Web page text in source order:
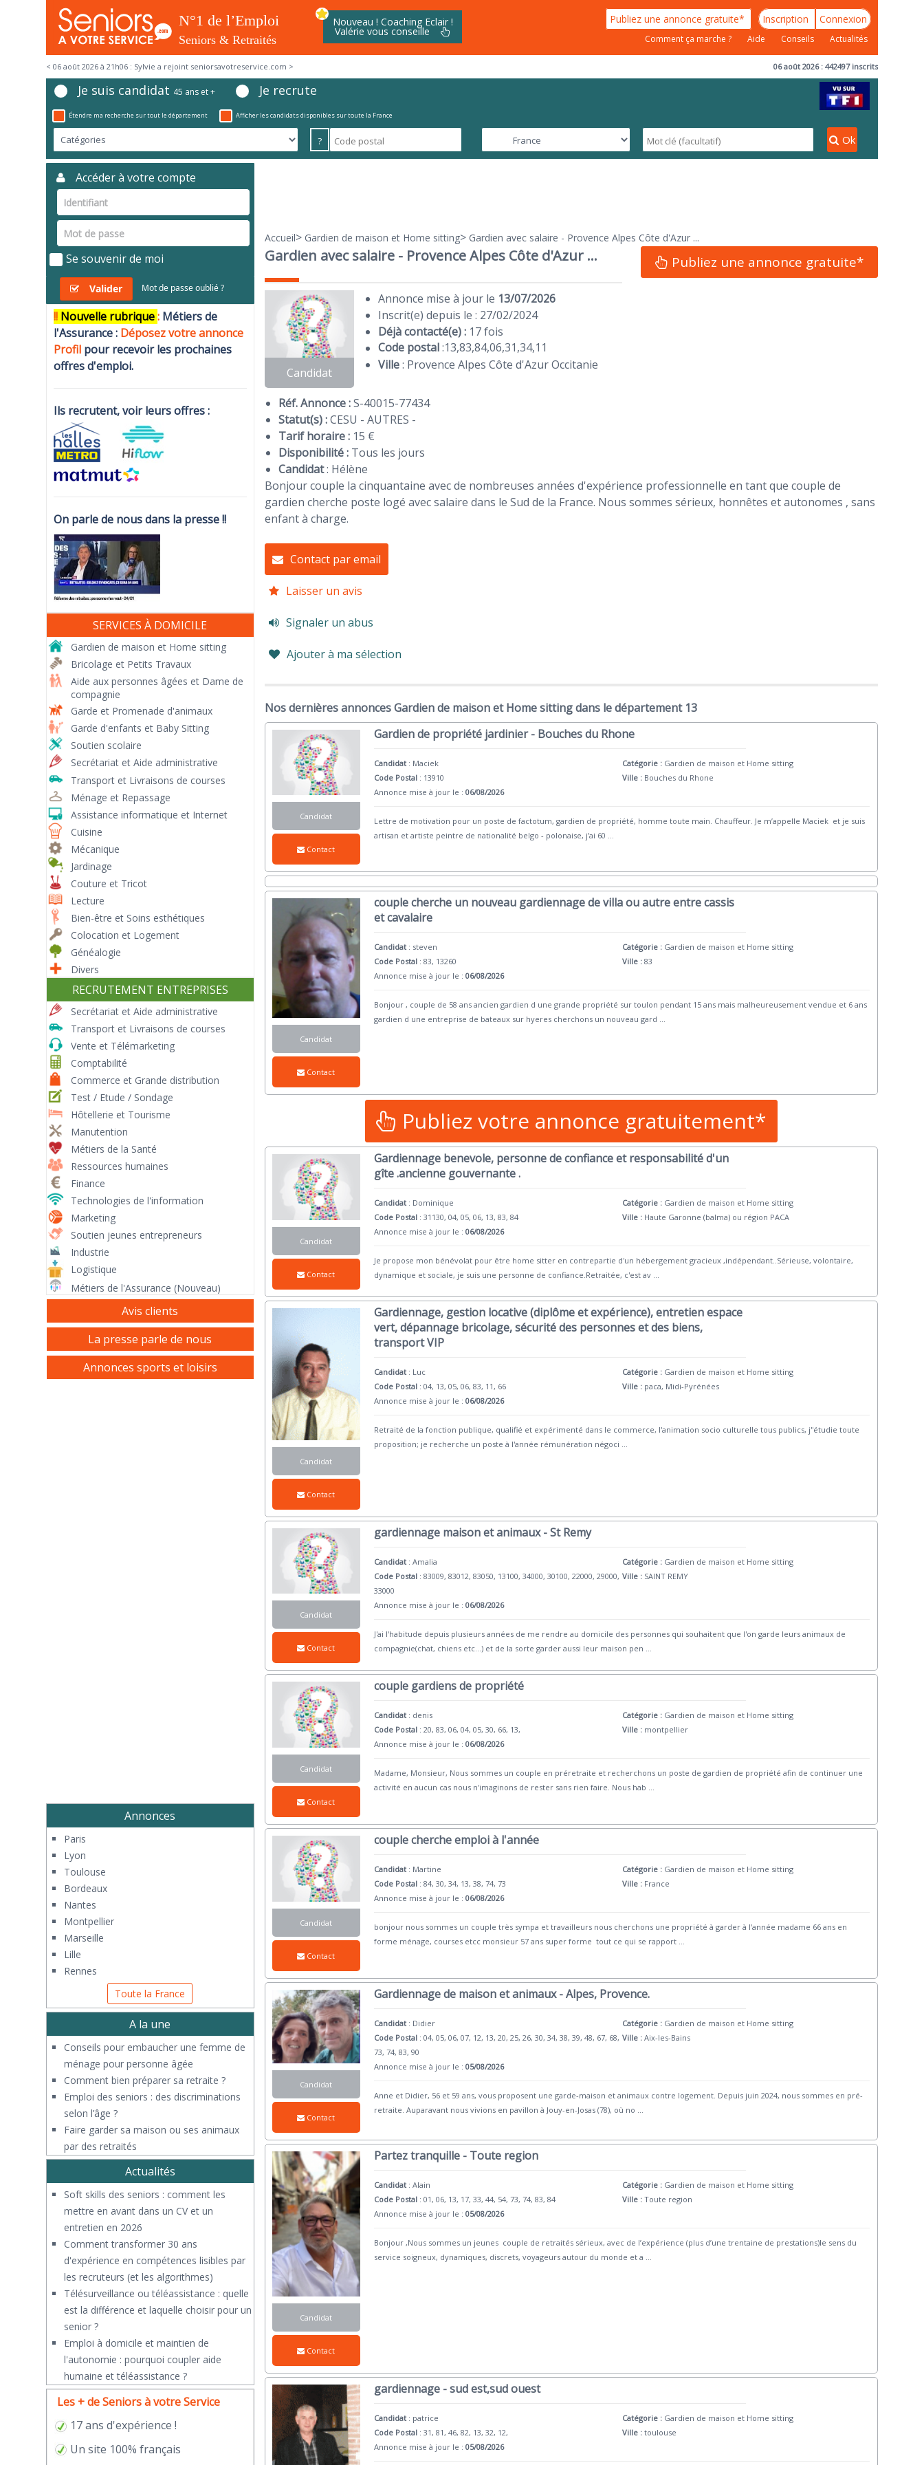
Nouveau ! Coaching Eclair !
Valérie vous conseille
Publiez une annonce gratuite* Inscription Connexion
Comment ça marche ? Aide Conseils Actualités
< 06 août 2026 à 21h06 : Sylvie a rejoint seniorsavotreservice.com > 06 août 2026 : 442497 inscrits
Je suis candidat 45 ans et + Je recrute
Étendre ma recherche sur tout le département Afficher les candidats disponibles sur toute la France
? Ok
Accueil> Gardien de maison et Home sitting> Gardien avec salaire - Provence Alpes Côte d'Azur ...
Gardien avec salaire - Provence Alpes Côte d'Azur ... Publiez une annonce gratuite*
Candidat
Annonce mise à jour le 13/07/2026
Inscrit(e) depuis le : 27/02/2024
Déjà contacté(e) : 17 fois
Code postal:13,83,84,06,31,34,11
Ville: Provence Alpes Côte d'Azur Occitanie
Réf. Annonce :S-40015-77434
Statut(s) :CESU - AUTRES -
Tarif horaire :15 €
Disponibilité :Tous les jours
Candidat: Hélène
Bonjour couple la cinquantaine avec de nombreuses années d'expérience professionnelle en tant que couple de
gardien cherche poste logé avec salaire dans le Sud de la France. Nous sommes sérieux, honnêtes et autonomes , sans
enfant à charge.
Contact par email
Laisser un avis
Signaler un abus
Ajouter à ma sélection
Nos dernières annonces Gardien de maison et Home sitting dans le département 13
Candidat
Contact
Gardien de propriété jardinier - Bouches du Rhone
Candidat : Maciek
Code Postal : 13910
Annonce mise à jour le :06/08/2026
Catégorie : Gardien de maison et Home sitting
Ville : Bouches du Rhone
Lettre de motivation pour un poste de factotum, gardien de propriété, homme toute main. Chauffeur. Je m’appelle Maciek et je suis
artisan et artiste peintre de nationalité belgo - polonaise, j’ai 60
Candidat
Contact
couple cherche un nouveau gardiennage de villa ou autre entre cassis
et cavalaire
Candidat : steven
Code Postal : 83, 13260
Annonce mise à jour le :06/08/2026
Catégorie : Gardien de maison et Home sitting
Ville : 83
Bonjour , couple de 58 ans ancien gardien d une grande propriété sur toulon pendant 15 ans mais malheureusement vendue et 6 ans
gardien d une entreprise de bateaux sur hyeres cherchons un nouveau gard ...
Publiez votre annonce gratuitement*
Candidat
Contact
Gardiennage benevole, personne de confiance et responsabilité d'un
gîte .ancienne gouvernante .
Candidat : Dominique
Code Postal : 31130, 04, 05, 06, 13, 83, 84
Annonce mise à jour le :06/08/2026
Catégorie : Gardien de maison et Home sitting
Ville : Haute Garonne (balma) ou région PACA
Je propose mon bénévolat pour être home sitter en contrepartie d'un hébergement gracieux ,indépendant..Sérieuse, volontaire,
dynamique et sociale, je suis une personne de confiance.Retraitée, c'est av ...
Candidat
Contact
Gardiennage, gestion locative (diplôme et expérience), entretien espace
vert, dépannage bricolage, sécurité des personnes et des biens,
transport VIP
Candidat : Luc
Code Postal : 04, 13, 05, 06, 83, 11, 66
Annonce mise à jour le :06/08/2026
Catégorie : Gardien de maison et Home sitting
Ville : paca, Midi-Pyrénées
Retraité de la fonction publique, qualifié et expérimenté dans le commerce, l'animation socio culturelle tous publics, j''étudie toute
proposition; je recherche un poste à l'année rémunération négoci ...
Candidat
Contact
gardiennage maison et animaux - St Remy
Candidat :Amalia
Code Postal : 83009, 83012, 83050, 13100, 34000, 30100, 22000, 29000,
33000
Annonce mise à jour le :06/08/2026
Catégorie : Gardien de maison et Home sitting
Ville : SAINT REMY
J'ai l'habitude depuis plusieurs années de me rendre au domicile des personnes qui souhaitent que l'on garde leurs animaux de
compagnie(chat, chiens etc...) et de la sorte garder aussi leur maison pen
Candidat
Contact
couple gardiens de propriété
Candidat : denis
Code Postal : 20, 83, 06, 04, 05, 30, 66, 13,
Annonce mise à jour le :06/08/2026
Catégorie : Gardien de maison et Home sitting
Ville : montpellier
Madame, Monsieur, Nous sommes un couple en préretraite et recherchons un poste de gardien de propriété afin de continuer une
activité en aucun cas nous n'imaginons de rester sans rien faire. Nous hab ...
Candidat
Contact
couple cherche emploi à l'année
Candidat : Martine
Code Postal : 84, 30, 34, 13, 38, 74, 73
Annonce mise à jour le :06/08/2026
Catégorie : Gardien de maison et Home sitting
Ville : France
bonjour nous sommes un couple très sympa et travailleurs nous cherchons une propriété à garder à l'année madame 66 ans en
forme ménage, courses etcc monsieur 57 ans super forme tout ce qui se rapport ...
Candidat
Contact
Gardiennage de maison et animaux - Alpes, Provence.
Candidat : Didier
Code Postal : 04, 05, 06, 07, 12, 13, 20, 25, 26, 30, 34, 38, 39, 48, 67, 68,
73, 74, 83, 90
Annonce mise à jour le :05/08/2026
Catégorie : Gardien de maison et Home sitting
Ville : Aix-les-Bains
Anne et Didier, 56 et 59 ans, vous proposent une garde-maison et animaux contre logement. Depuis juin 2024, nous sommes en pré-
retraite. Auparavant nous vivions en pavillon à Jouy-en-Josas (78), où no
Candidat
Contact
Partez tranquille - Toute region
Candidat :Alain
Code Postal : 01, 06, 13, 17, 33, 44, 54, 73, 74, 83, 84
Annonce mise à jour le :05/08/2026
Catégorie : Gardien de maison et Home sitting
Ville : Toute region
Bonjour ,Nous sommes un jeunes couple de retraités sérieux, avec de l’expérience (plus d’une trentaine de prestations)le sens du
service soigneux, dynamiques, discrets, voyageurs autour du monde et a ...
gardiennage - sud est,sud ouest
Candidat : patrice
Code Postal : 31, 81, 46, 82, 13, 32, 12,
Annonce mise à jour le :05/08/2026
Catégorie : Gardien de maison et Home sitting
Ville : toulouse
Accéder à votre compte
Se souvenir de moi
Valider Mot de passe oublié ?
!! Nouvelle rubrique: Métiers de
l'Assurance : Déposez votre annonce
Profil pour recevoir les prochaines
offres d'emploi.
Ils recrutent, voir leurs offres :
On parle de nous dans la presse !!
SERVICES À DOMICILE
Gardien de maison et Home sitting
Bricolage et Petits Travaux
Aide aux personnes âgées et Dame de
compagnie
Garde et Promenade d'animaux
Garde d'enfants et Baby Sitting
Soutien scolaire
Secrétariat et Aide administrative
Transport et Livraisons de courses
Ménage et Repassage
Assistance informatique et Internet
Cuisine
Mécanique
Jardinage
Couture et Tricot
Lecture
Bien-être et Soins esthétiques
Colocation et Logement
Généalogie
Divers
RECRUTEMENT ENTREPRISES
Secrétariat et Aide administrative
Transport et Livraisons de courses
Vente et Télémarketing
Comptabilité
Commerce et Grande distribution
Test / Etude / Sondage
Hôtellerie et Tourisme
Manutention
Métiers de la Santé
Ressources humaines
Finance
Technologies de l'information
Marketing
Soutien jeunes entrepreneurs
Industrie
Logistique
Métiers de l'Assurance (Nouveau)
Avis clients
La presse parle de nous
Annonces sports et loisirs
Annonces
Paris
Lyon
Toulouse
Bordeaux
Nantes
Montpellier
Marseille
Lille
Rennes
Toute la France
A la une
Conseils pour embaucher une femme de
ménage pour personne âgée
Comment bien préparer sa retraite ?
Emploi des seniors : des discriminations
selon l’âge ?
Faire garder sa maison ou ses animaux
par des retraités
Actualités
Soft skills des seniors : comment les
mettre en avant dans un CV et un
entretien en 2026
Comment transformer 30 ans
d'expérience en compétences lisibles par
les recruteurs (et les algorithmes)
Télésurveillance ou téléassistance : quelle
est la différence et laquelle choisir pour un
senior ?
​Emploi à domicile et maintien de
l'autonomie : pourquoi coupler aide
humaine et téléassistance ?
Les + de Seniors à votre Service
17 ans d'expérience !
Un site 100% français